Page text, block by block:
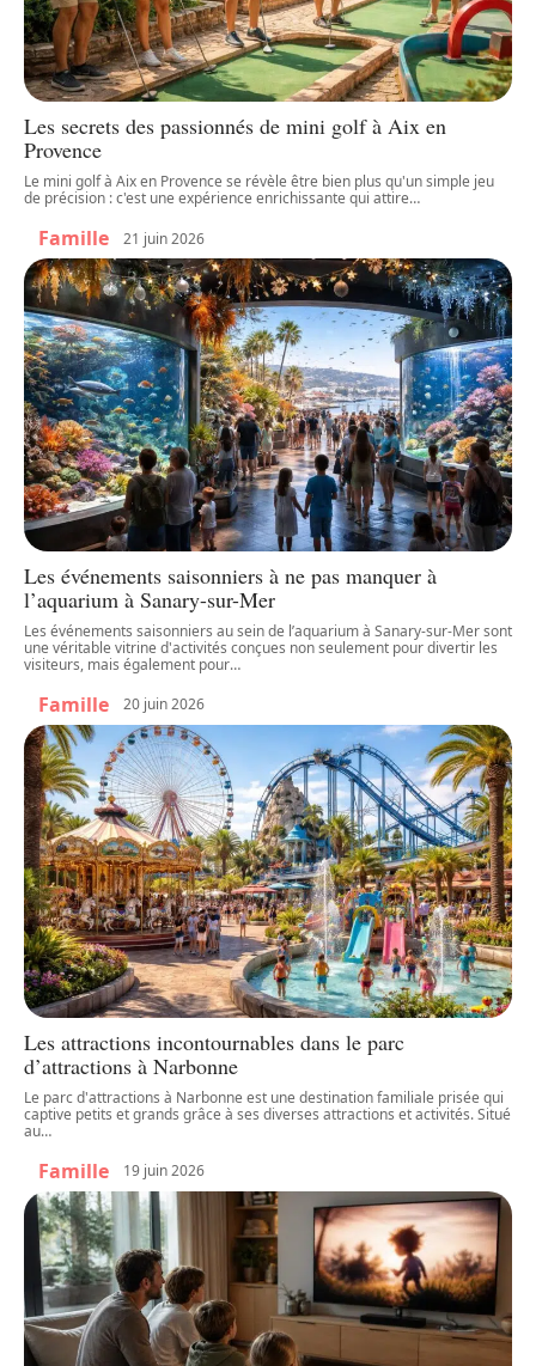
Les secrets des passionnés de mini golf à Aix en
Provence
Le mini golf à Aix en Provence se révèle être bien plus qu'un simple jeu
de précision : c'est une expérience enrichissante qui attire…
Famille 21 juin 2026
Les événements saisonniers à ne pas manquer à
l’aquarium à Sanary-sur-Mer
Les événements saisonniers au sein de l’aquarium à Sanary-sur-Mer sont
une véritable vitrine d'activités conçues non seulement pour divertir les
visiteurs, mais également pour…
Famille 20 juin 2026
Les attractions incontournables dans le parc
d’attractions à Narbonne
Le parc d'attractions à Narbonne est une destination familiale prisée qui
captive petits et grands grâce à ses diverses attractions et activités. Situé
au…
Famille 19 juin 2026